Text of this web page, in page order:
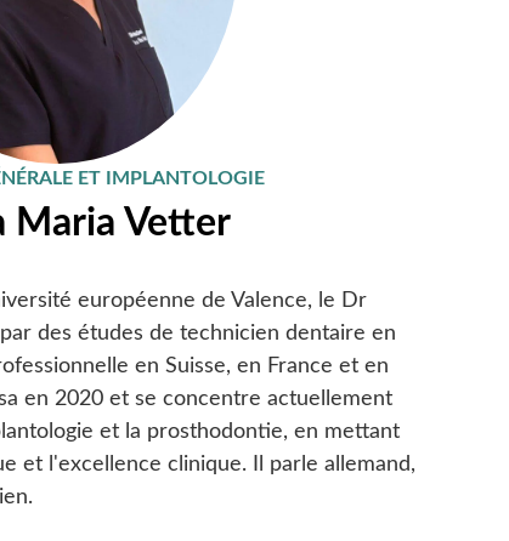
ET IMPLANTOLOGIE
Maria Vetter
européenne de Valence, le Dr
des études de technicien dentaire en
en Suisse, en France et en
en 2020 et se concentre actuellement
et la prosthodontie, en mettant
et l'excellence clinique. Il parle allemand,